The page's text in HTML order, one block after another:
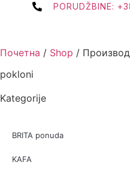
PORUDŽBINE:
Почетна / Shop / Производ
pokloni
Kategorije
BRITA ponuda
KAFA